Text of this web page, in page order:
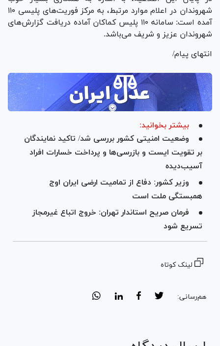
شهروندان در اعلام موارد مرتبط، به مرکز فوریت‌های پلیسی ۱۱۰
آمده است: سامانه ۱۱۰ پلیس کماکان آماده دریافت گزارش‌های
شهروندان عزیز و شریف می‌باشد.
انتهای پیام/
بیشتر بخوانید:
وضعیت امنیتی کشور بررسی شد/ تاکید نمایندگان
بر تقویت ایست و بازرسی‌ها و پرداخت خسارات افراد
آسیب‌دیده
وزیر کشور: دفاع از تمامیت ارضی ایران اوج
همبستگی ملت است
فرمان صریح استاندار تهران: خروج اتباع غیرمجاز
تسریع شود
لینک کوتاه
هم‌رسانی: